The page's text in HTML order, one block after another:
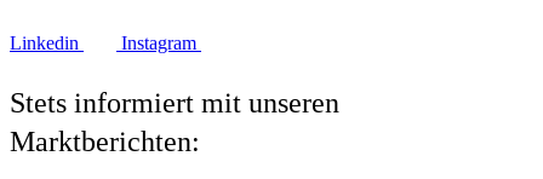
Linkedin Instagram
Stets informiert mit unseren
Marktberichten: